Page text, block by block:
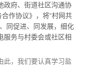
政府、街道社区沟通协
作协议》，将“村网共
同促进、同发展，细化
服务与村委会或社区相
此，我们要认真学习盐